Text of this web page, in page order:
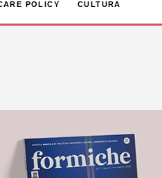
POLICY CULTURA
la Siberia